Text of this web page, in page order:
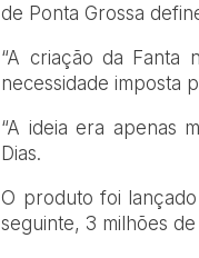
de Ponta Grossa
“A criação da Fanta
necessidade imposta
“A ideia era apenas
Dias.
O produto foi
seguinte, 3 milhões